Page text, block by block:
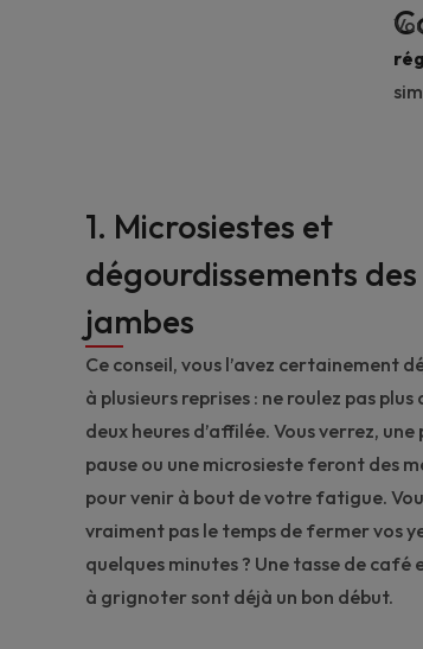
1. Microsiestes et
dégourdissements des
jambes
Ce conseil, vous l’avez certainement
à plusieurs reprises : ne roulez pas plus
deux heures d’affilée. Vous verrez,
pause ou une microsieste feront des
pour venir à bout de votre fatigue.
vraiment pas le temps de fermer vos
quelques minutes ? Une tasse de café
à grignoter sont déjà un bon début.